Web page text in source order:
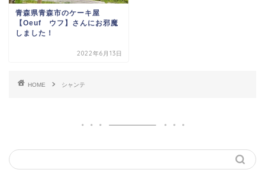
青森県青森市のケーキ屋
【Oeuf ウフ】さんにお邪魔
しました！
2022年6月13日
HOME シャンテ